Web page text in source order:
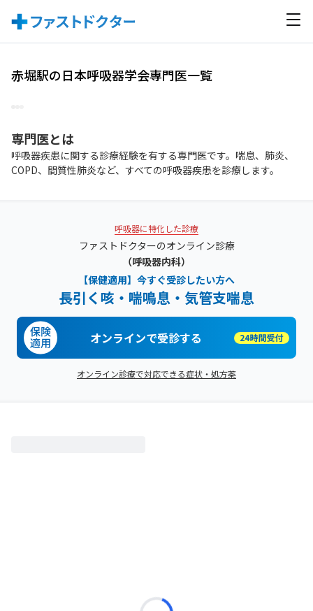
赤堀駅の日本呼吸器学会専門医一覧
専門医とは
呼吸器疾患に関する診療経験を有する専門医です。喘息、肺炎、
COPD、間質性肺炎など、すべての呼吸器疾患を診療します。
呼吸器に特化した診療
ファストドクターのオンライン診療
（呼吸器内科）
【保健適用】今すぐ受診したい方へ
長引く咳・喘鳴息・気管支喘息
オンラインで受診する
オンライン診療で対応できる症状・処方薬